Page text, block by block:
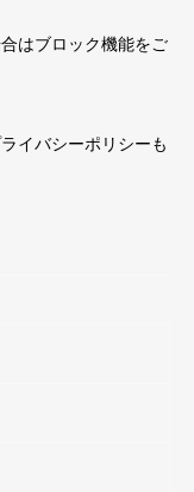
はブロック機能をご
イバシーポリシーも